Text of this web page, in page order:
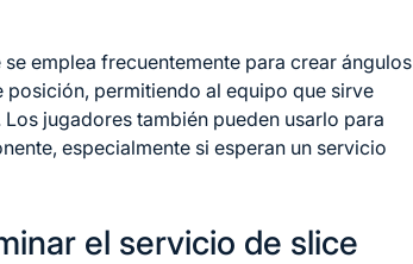
emplea frecuentemente para crear ángulos
posición, permitiendo al equipo que sirve
jugadores también pueden usarlo para
especialmente si esperan un servicio
el servicio de slice